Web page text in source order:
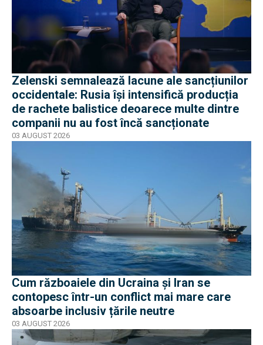
Zelenski semnalează lacune ale sancțiunilor
occidentale: Rusia își intensifică producția
de rachete balistice deoarece multe dintre
companii nu au fost încă sancționate
03 AUGUST 2026
Cum războaiele din Ucraina și Iran se
contopesc într-un conflict mai mare care
absoarbe inclusiv țările neutre
03 AUGUST 2026
EXCLUSIV